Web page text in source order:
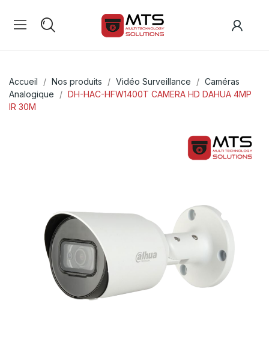
Accueil Nos produits Vidéo Surveillance
Caméras
Analogique
DH-HAC-HFW1400T CAMERA HD DAHUA 4MP
IR 30M